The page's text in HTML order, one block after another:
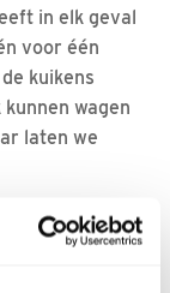
in elk geval
voor één
kuikens
wagen
laten we